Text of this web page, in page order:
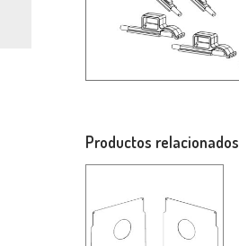
Productos relacionados